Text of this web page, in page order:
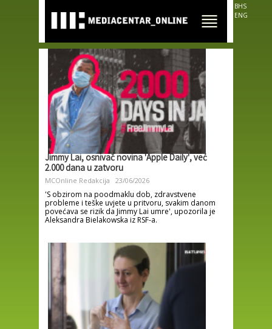
main
content
BHS
ENG
Jimmy Lai, osnivač novina 'Apple Daily', već
2.000 dana u zatvoru
MCOnline Redakcija 23/06/2026
'S obzirom na poodmaklu dob, zdravstvene
probleme i teške uvjete u pritvoru, svakim danom
povećava se rizik da Jimmy Lai umre', upozorila je
Aleksandra Bielakowska iz RSF-a.